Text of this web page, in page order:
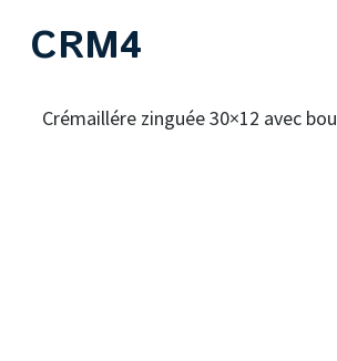
CRM4
Crémaillére zinguée 30×12 avec